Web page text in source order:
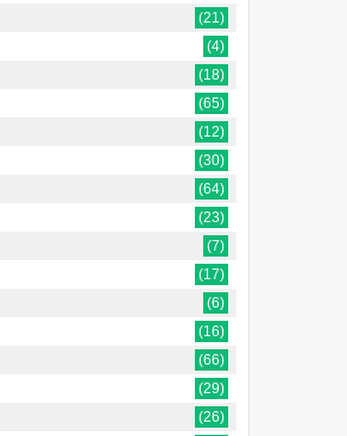
(21)
(4)
(18)
(65)
(12)
(30)
(64)
(23)
(7)
(17)
(6)
(16)
(66)
(29)
(26)